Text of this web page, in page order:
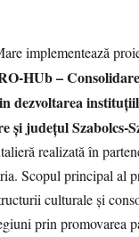
implementează
HUb –
dezvoltarea
și județul Szabolcs-
realizată în
Scopul principal al
culturale și
prin promovarea